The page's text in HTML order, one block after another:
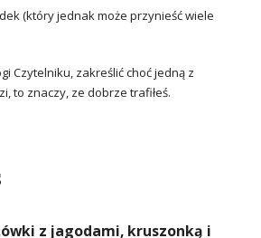
(który jednak może przynieść wiele
Czytelniku, zakreślić choć jedną z
to znaczy, ze dobrze trafiłeś.